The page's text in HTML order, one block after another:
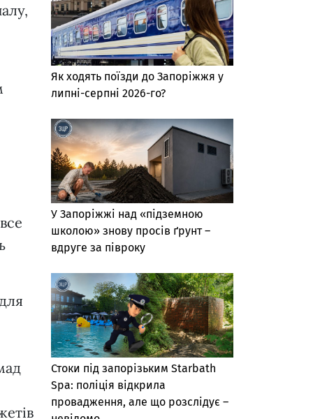
Як ходять поїзди до Запоріжжя у
липні-серпні 2026-го?
У Запоріжжі над «підземною
школою» знову просів ґрунт –
вдруге за півроку
Стоки під запорізьким Starbath
Spa: поліція відкрила
провадження, але що розслідує –